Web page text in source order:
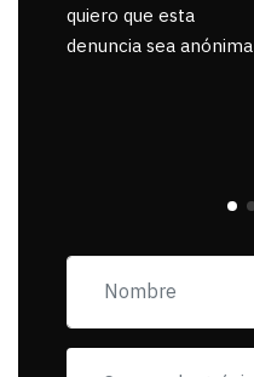
quiero que esta
denuncia sea anónima